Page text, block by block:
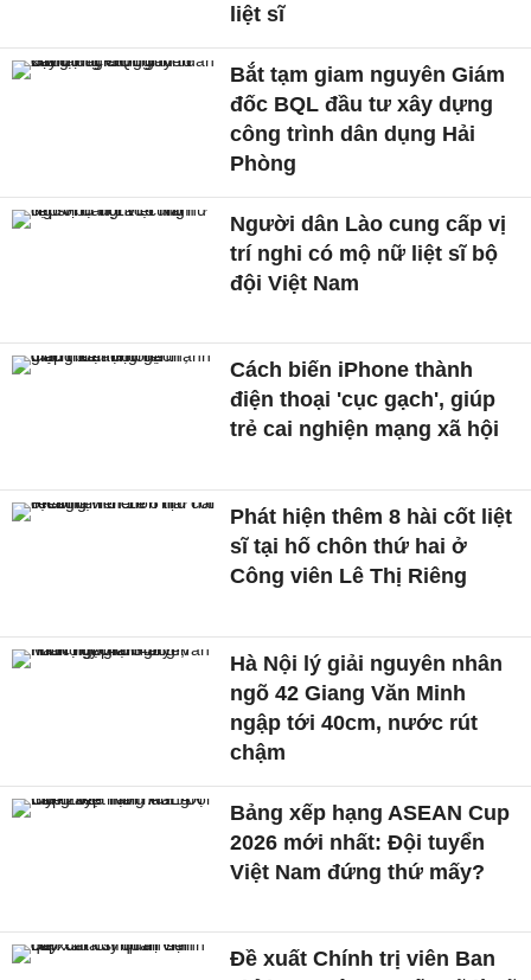
liệt sĩ
Bắt tạm giam nguyên Giám
đốc BQL đầu tư xây dựng
công trình dân dụng Hải
Phòng
Người dân Lào cung cấp vị
trí nghi có mộ nữ liệt sĩ bộ
đội Việt Nam
Cách biến iPhone thành
điện thoại 'cục gạch', giúp
trẻ cai nghiện mạng xã hội
Phát hiện thêm 8 hài cốt liệt
sĩ tại hố chôn thứ hai ở
Công viên Lê Thị Riêng
Hà Nội lý giải nguyên nhân
ngõ 42 Giang Văn Minh
ngập tới 40cm, nước rút
chậm
Bảng xếp hạng ASEAN Cup
2026 mới nhất: Đội tuyển
Việt Nam đứng thứ mấy?
Đề xuất Chính trị viên Ban